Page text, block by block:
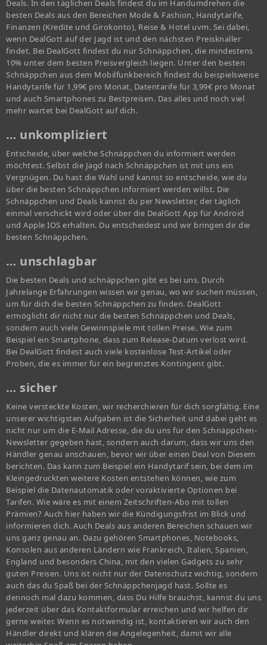
Deals. In den täglichen Deals findest du im Handumdrehen die
besten Deals aus den Bereichen Mode & Fashion, Handytarife,
Finanzen (Kredite und Girokonto), Reise & Hotel uvm. Sei dabei,
wenn DealGott auf der Jagd ist und den nächsten Preisknaller
findet. Bei DealGott findest du nur Schnäppchen, die mindestens
10% unter dem besten Preisvergleich liegen. Unter den besten
Schnäppchen aus dem Mobilfunkbereich findest du beispielsweise
Handytarife für 1,99€ pro Monat, Datentarife für 3,99€ pro Monat
und auch Smartphones zu Bestpreisen. Das alles und noch viel
mehr wartet bei DealGott auf dich.
… unkompliziert
Entscheide, über welche Schnäppchen du informiert werden
möchtest. Selbst die Jagd nach Schnäppchen ist mit uns ein
Vergnügen. Du hast die Wahl und kannst so entscheide, wie du
über die besten Schnäppchen informiert werden willst. Die
Schnäppchen und Deals kannst du per Newsletter, der täglich
einmal verschickt wird oder über die DealGott App für Android
und Apple IOS erhalten. Du entscheidest und wir bringen dir die
besten Schnäppchen.
… unschlagbar
Die besten Deals und schnäppchen gibt es bei uns. Durch
Jahrelange Erfahrungen wissen wir genau, wo wir suchen müssen,
um für dich die besten Schnäppchen zu finden. DealGott
ermöglicht dir nicht nur die besten Schnäppchen und Deals,
sondern auch viele Gewinnspiele mit tollen Preise. Wie zum
Beispiel ein Smartphone, dass zum Release-Datum verlost wird.
Bei DealGott findest auch viele kostenlose Test-Artikel oder
Proben, die es immer für ein begrenztes Kontingent gibt.
… sicher
Keine versteckte Kosten, wir recherchieren für dich sorgfältig. Eine
unserer wichtigsten Aufgaben ist die Sicherheit und dabei geht es
nicht nur um die E-Mail Adresse, die du uns für den Schnäppchen-
Newsletter gegeben hast, sondern auch darum, dass wir uns den
Händler genau anschauen, bevor wir über einen Deal von Diesem
berichten. Das kann zum Beispiel ein Handytarif sein, bei dem im
Kleingedruckten weitere Kosten entstehen können, wie zum
Beispiel die Datenautomatik oder voraktivierte Optionen bei
Tarifen. Wie wäre es mit einem Zeitschriften-Abo mit tollen
Prämien? Auch hier haben wir die Kündigungsfrist im Blick und
informieren dich. Auch Deals aus anderen Bereichen schauen wir
uns ganz genau an. Dazu gehören Smartphones, Notebooks,
Konsolen aus anderen Ländern wie Frankreich, Italien, Spanien,
England und besonders China, mit den vielen Gadgets zu sehr
guten Preisen. Uns ist nicht nur der Datenschutz wichtig, sondern
auch das du Spaß bei der Schnäppchenjagd hast. Sollte es
dennoch mal dazu kommen, dass Du Hilfe brauchst, kannst du uns
jederzeit über das Kontaktformular erreichen und wir helfen dir
gerne weiter. Wenn es notwendig ist, kontaktieren wir auch den
Händler direkt und klären die Angelegenheit, damit wir alle